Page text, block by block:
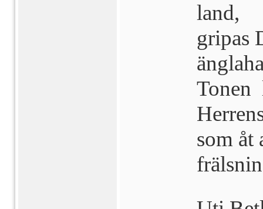
land,
gripas
Tonen
som åt